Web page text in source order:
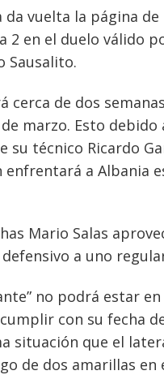
da vuelta la página
2 en el duelo válido
Sausalito.
cerca de dos
marzo. Esto
su técnico Ricardo
a Albania
Mario Salas
a uno
no podrá estar
con su fecha
situación que el
de dos amarillas